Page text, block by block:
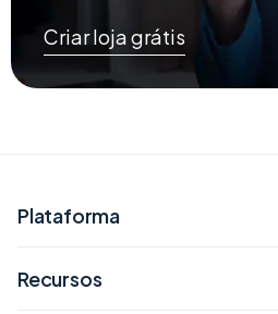
Criar loja grátis
Plataforma
Recursos